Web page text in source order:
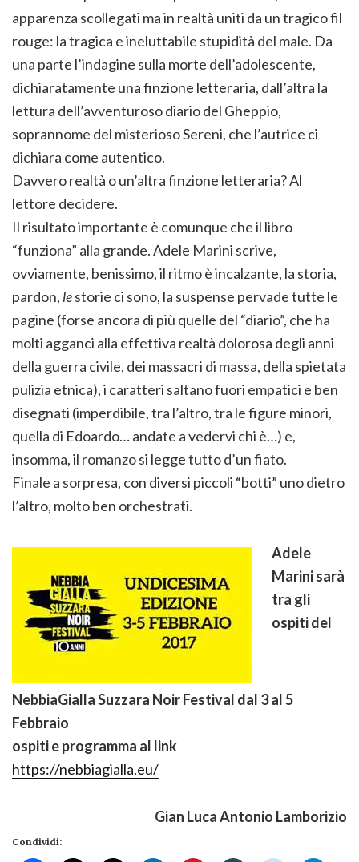
apparenza scollegati ma in realtà uniti da un tragico fil
rouge: la tragica e ineluttabile stupidità del male. Da
una parte l’indagine sulla morte dell’adolescente,
dichiaratamente una finzione letteraria, dall’altra la
lettura dell’avventuroso diario del Gheppio,
soprannome del misterioso Sereni, che l’autrice ci
dichiara come autentico.
Davvero realtà o un’altra finzione letteraria? Al
lettore decidere.
Il risultato importante è comunque che il libro
“funziona” alla grande. Adele Marini scrive,
ovviamente, benissimo, il ritmo è incalzante, la storia,
pardon, lestorie ci sono, la suspense pervade tutte le
pagine (forse ancora di più quelle del “diario”, che ha
molti agganci alla effettiva realtà dolorosa degli anni
della guerra civile, dei massacri di massa, della spietata
pulizia etnica), i caratteri saltano fuori empatici e ben
disegnati (imperdibile, tra l’altro, tra le figure minori,
quella di Edoardo… andate a vedervi chi è…) e,
insomma, il romanzo si legge tutto d’un fiato.
Finale a sorpresa, con diversi piccoli “botti” uno dietro
l’altro, molto ben orchestrati.
Adele
Marini sarà
tra gli
ospiti del
NebbiaGialla Suzzara Noir Festival dal 3 al 5
Febbraio
ospiti e programma al link
https://nebbiagialla.eu/
Gian Luca Antonio Lamborizio
Condividi: